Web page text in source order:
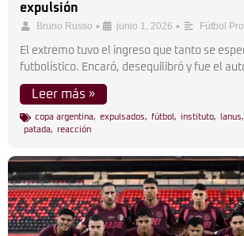
expulsión
Bruno Russo • junio 1, 2026 • Fútbol
El extremo tuvo el ingreso que tanto se
futbolístico. Encaró, desequilibró y fue el
Leer más »
copa argentina, expulsados, fútbol , instituto, lanus,
patada, reacción